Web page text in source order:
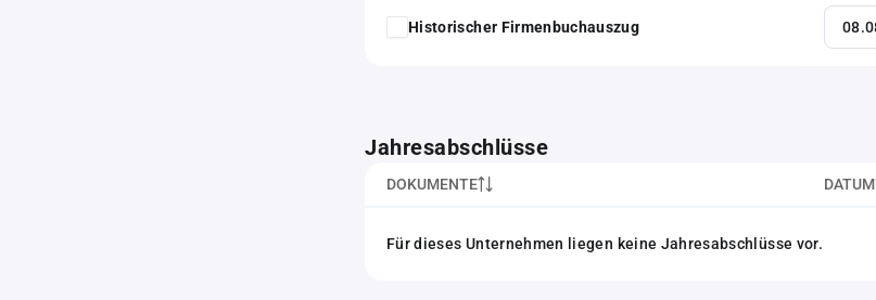
Historischer Firmenbuchauszug
Jahresabschlüsse
DOKUMENTE DATUM
Für dieses Unternehmen liegen keine Jahresabschlüsse vor.